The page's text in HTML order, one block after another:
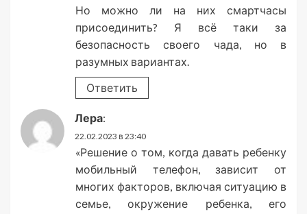
Но можно ли на них смартчасы
присоединить? Я всё таки за
безопасность своего чада, но в
разумных вариантах.
Ответить
Лера:
22.02.2023 в 23:40
«Решение о том, когда давать ребенку
мобильный телефон, зависит от
многих факторов, включая ситуацию в
семье, окружение ребенка, его